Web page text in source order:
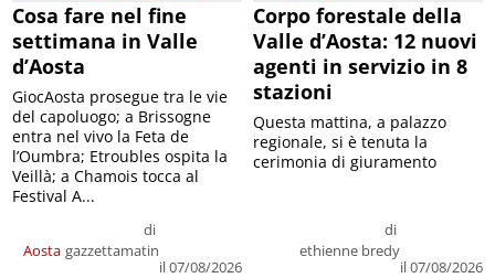
Cosa fare nel fine
settimana in Valle
d’Aosta
Aosta
di
gazzettamatin
il 07/08/2026
GiocAosta prosegue tra le vie
del capoluogo; a Brissogne
entra nel vivo la Feta de
l’Oumbra; Etroubles ospita la
Veillà; a Chamois tocca al
Festival A...
Corpo forestale della
Valle d’Aosta: 12 nuovi
agenti in servizio in 8
stazioni
di
ethienne bredy
il 07/08/2026
Questa mattina, a palazzo
regionale, si è tenuta la
cerimonia di giuramento